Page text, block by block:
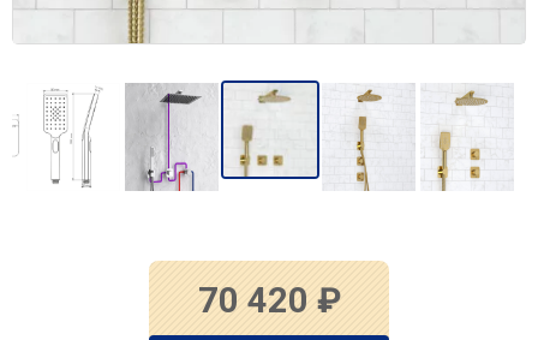
70 420 ₽